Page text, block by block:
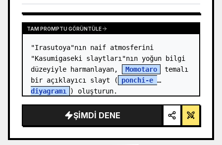
DIĞER MODELLERIN SONUÇLARINI GÖRÜNTÜLE
TAM PROMPTU GÖRÜNTÜLE
"Irasutoya"nın naif atmosferini
"Kasumigaseki slaytları"nın yoğun bilgi
düzeyiyle harmanlayan,
Momotaro
temalı
bir açıklayıcı slayt (
ponchi-e
diyagramı
) oluşturun.
ŞIMDI DENE